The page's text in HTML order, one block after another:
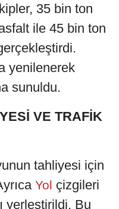
35 bin ton
ile 45 bin ton
yenilenerek
sunuldu.
VE TRAFİK
tahliyesi için
Yol çizgileri
yerleştirildi. Bu